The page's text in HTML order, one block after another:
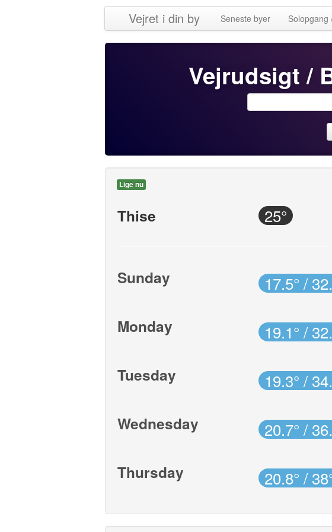
Vejret i din by Seneste byer Solopgang
Vejrudsigt /
Lige nu
Thise 25°
Sunday 17.5° /
Monday 19.1° /
Tuesday 19.3° /
Wednesday 20.7° /
Thursday 20.8° /